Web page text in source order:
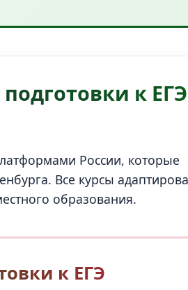
к
России, которые
Все курсы
образования.
к ЕГЭ